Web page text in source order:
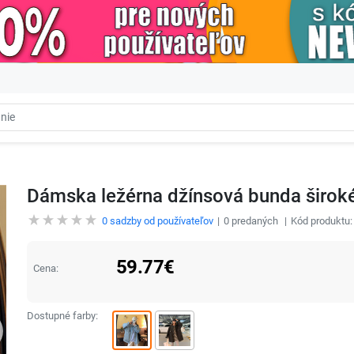
Dámska ležérna džínsová bunda
0sadzby od používateľov 0predaných Kód produktu:
Cena: 59.77€
Dostupné farby: